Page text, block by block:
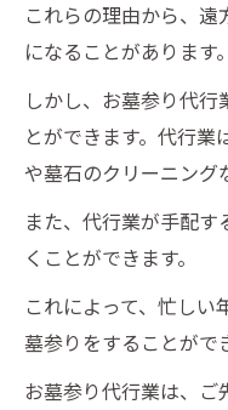
これらの理由から、
になることがあります。
しかし、お墓参り代
とができます。代行
や墓石のクリーニング
また、代行業が手配
くことができます。
これによって、忙し
墓参りをすることがで
お墓参り代行業は、ご